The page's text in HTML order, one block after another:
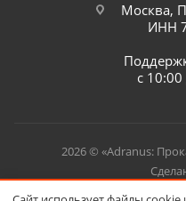
Москва,
ИНН
с
2026 © «Adranus: